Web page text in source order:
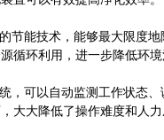
能技术，能够最大限度地
循环利用，进一步降低环
可以自动监测工作状态、
大大降低了操作难度和人